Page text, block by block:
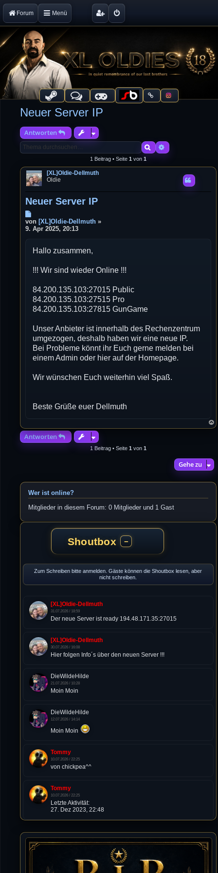
Forum Menü
Neuer Server IP
Antworten
SucheErweiterte Suche
1 Beitrag • Seite 1 von 1
[XL]Oldie-Dellmuth
Oldie
Neuer Server IP
e
i
a
von [XL]Oldie-Dellmuth »
9. Apr 2025, 20:13
Hallo zusammen,
!!! Wir sind wieder Online !!!
84.200.135.103:27015 Public
84.200.135.103:27515 Pro
84.200.135.103:27815 GunGame
Unser Anbieter ist innerhalb des Rechenzentrum
umgezogen, deshalb haben wir eine neue IP.
Bei Probleme könnt ihr Euch gerne melden bei
einem Admin oder hier auf der Homepage.
Wir wünschen Euch weiterhin viel Spaß.
Beste Grüße euer Dellmuth
Antworten
1 Beitrag • Seite 1 von 1
Gehe zu
Wer ist online?
Mitglieder in diesem Forum: 0 Mitglieder und 1 Gast
Shoutbox −
Zum Schreiben bitte anmelden. Gäste können die Shoutbox lesen, aber
nicht schreiben.
[XL]Oldie-Dellmuth
31.07.2026 / 18:59
Der neue Server ist ready 194.48.171.35:27015
[XL]Oldie-Dellmuth
30.07.2026 / 16:08
Hier folgen Info´s über den neuen Server !!!
DieWildeHilde
21.07.2026 / 10:28
Moin Moin
DieWildeHilde
12.07.2026 / 14:14
Moin Moin
Tommy
10.07.2026 / 22:25
von chickpea^^
Tommy
10.07.2026 / 22:25
Letzte Aktivität:
27. Dez 2023, 22:48
DieWildeHilde
10.07.2026 / 12:48
Happy Birthday Chickpea
DieWildeHilde